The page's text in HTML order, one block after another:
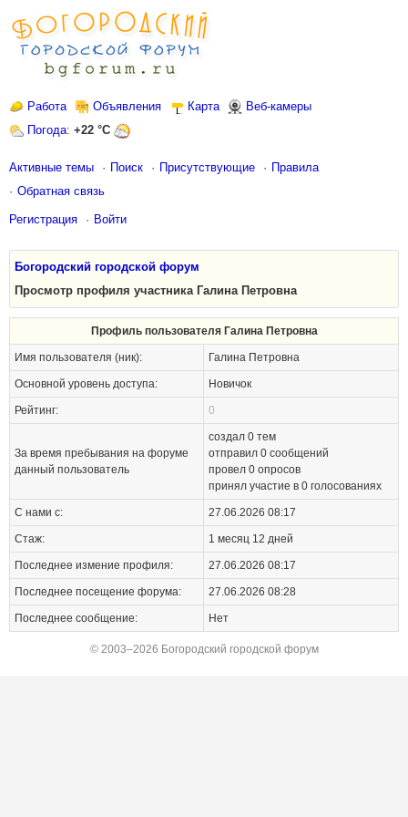
Работа Объявления Карта
Веб-камеры
Погода: +22 °C
Активные темы Поиск Присутствующие
Правила
Обратная связь
Регистрация Войти
Богородский городской форум
Просмотр профиля участника Галина Петровна
Профиль пользователя Галина Петровна
Имя пользователя (ник): Галина Петровна
Основной уровень доступа: Новичок
Рейтинг: 0
За время пребывания на форуме
данный пользователь
создал 0 тем
отправил 0 сообщений
провел 0 опросов
принял участие в 0 голосованиях
С нами с: 27.06.2026 08:17
Стаж: 1 месяц 12 дней
Последнее измение профиля: 27.06.2026 08:17
Последнее посещение форума: 27.06.2026 08:28
Последнее сообщение: Нет
© 2003–2026 Богородский городской форум